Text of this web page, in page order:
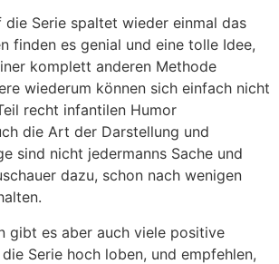
die Serie spaltet wieder einmal das
finden es genial und eine tolle Idee,
komplett anderen Methode
wiederum können sich einfach nicht
recht infantilen Humor
die Art der Darstellung und
sind nicht jedermanns Sache und
dazu, schon nach wenigen
gibt es aber auch viele positive
Serie hoch loben, und empfehlen,